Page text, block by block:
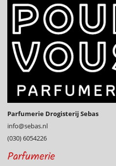
Parfumerie Drogisterij Sebas
info@­sebas.nl
(030) 6054226
Parfumerie